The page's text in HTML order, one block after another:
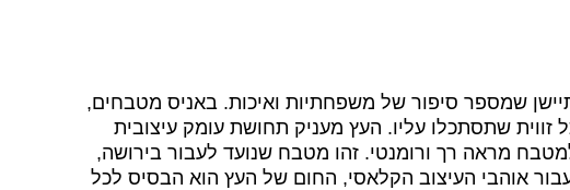
שמספר סיפור של משפחתיות ואיכות. באניס מטבחים,
שתסתכלו עליו. העץ מעניק תחושת עומק עיצובית
מראה רך ורומנטי. זהו מטבח שנועד לעבור בירושה,
אוהבי העיצוב הקלאסי, החום של העץ הוא הבסיס לכל